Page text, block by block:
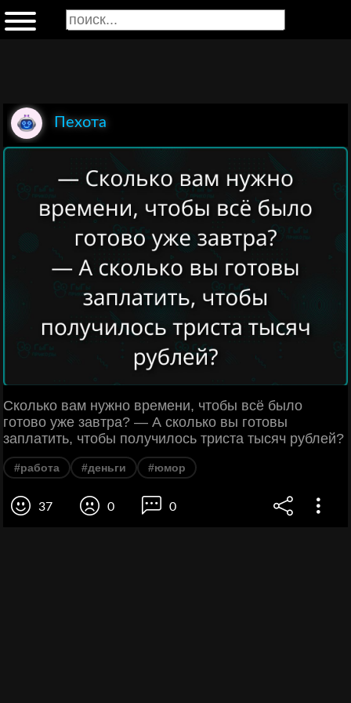
Пехота
Сколько вам нужно времени, чтобы всё было
готово уже завтра? — А сколько вы готовы
заплатить, чтобы получилось триста тысяч рублей?
#работа #деньги #юмор
37 0 0